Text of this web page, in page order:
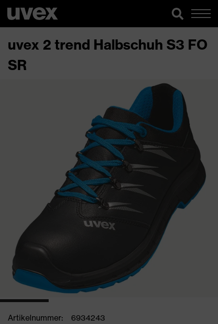
uvex 2 trend Halbschuh S3 FO
SR
Artikelnummer:
6934243